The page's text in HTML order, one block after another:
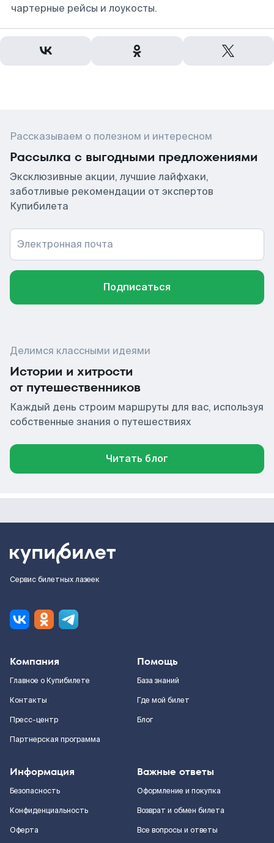
чартерные рейсы и лоукосты.
Рассказываем о полезном и интересном
Рассылка с выгодными предложениями
Эксклюзивные акции, лучшие лайфхаки,
заботливые рекомендации от экспертов
Купибилета
Электронная почта
Подписаться
Делимся классными идеями
Истории и хитрости
от путешественников
Каждый день строим маршруты для вас, используя
собственные знания о путешествиях
Читать блог
Сервис билетных лазеек
Компания
Главное о Купибилете
Контакты
Пресс-центр
Партнерская программа
Помощь
База знаний
Где мой билет
Блог
Информация
Безопасность
Конфиденциальность
Оферта
Важные ответы
Оформление и покупка
Возврат и обмен билета
Все вопросы и ответы